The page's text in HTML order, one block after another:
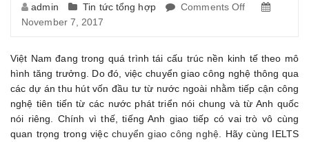
admin Tin tức tổng hợp Comments Off
giao
nghệ
cho
November 7, 2017
Việt Nam đang trong quá trình tái cấu trúc nền kinh tế theo mô
hình tăng trưởng. Do đó, việc chuyển giao công nghệ thông qua
các dự án thu hút vốn đầu tư từ nước ngoài nhằm tiếp cận công
nghệ tiên tiến từ các nước phát triển nói chung và từ Anh quốc
nói riêng. Chính vì thế, tiếng Anh giao tiếp có vai trò vô cùng
quan trọng trong việcchuyển giao công nghệ. Hãy cùng IELTS